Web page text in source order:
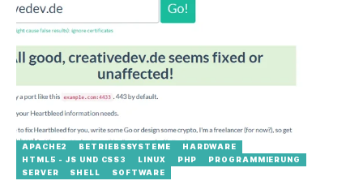
APACHE2 BETRIEBSSYSTEME
HARDWARE
HTML5 - JS UND CSS3
LINUX PHP
PROGRAMMIERUNG
SERVER
SHELL SOFTWARE